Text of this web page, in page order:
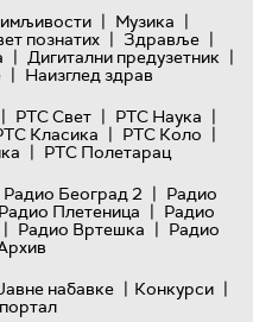
| Музика |
познатих | Здравље |
| Дигитални предузетник |
| Наизглед здрав
| РТС Свет | РТС Наука |
Класика | РТС Коло |
| РТС Полетарац
Радио Београд 2 | Радио
Радио Плетеница | Радио
| Радио Вртешка | Радио
набавке | Конкурси |